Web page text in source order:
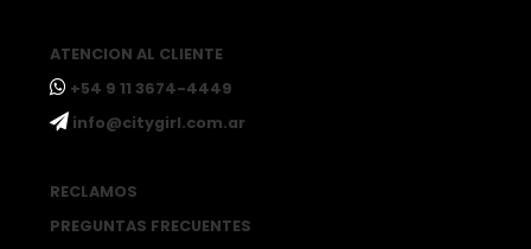
ATENCION AL CLIENTE
ㅤ+54 9 11 3674-4449
ㅤinfo@citygirl.com.ar
RECLAMOS
PREGUNTAS FRECUENTES